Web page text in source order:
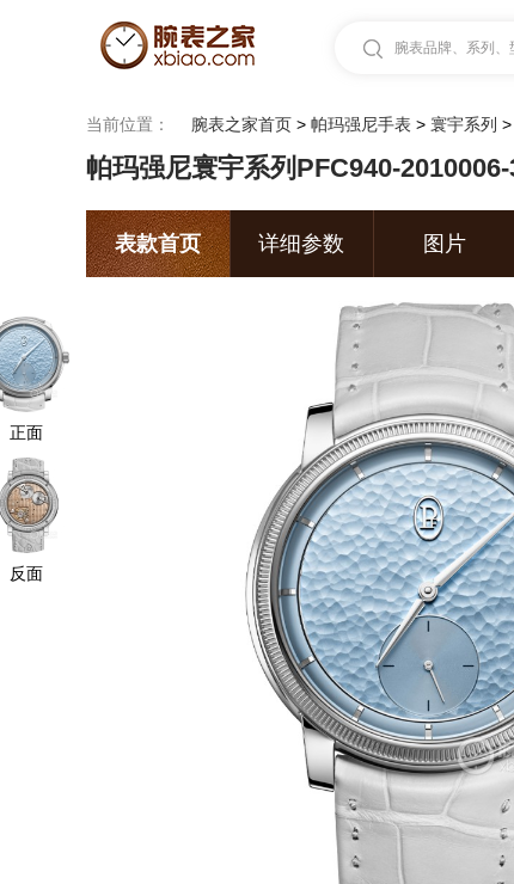
腕表品牌、系列、
当前位置： 腕表之家首页 > 帕玛强尼手表 > 寰宇系列 >
帕玛强尼寰宇系列PFC940-
表款首页 详细参数 图片
正面
反面